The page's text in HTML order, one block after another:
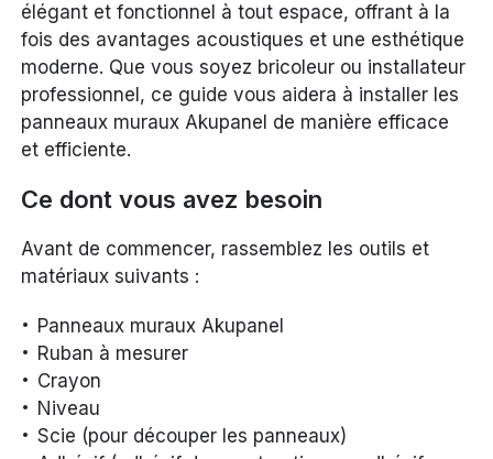
élégant et fonctionnel à tout espace, offrant à la
fois des avantages acoustiques et une esthétique
moderne. Que vous soyez bricoleur ou installateur
professionnel, ce guide vous aidera à installer les
panneaux muraux Akupanel de manière efficace
et efficiente.
Ce dont vous avez besoin
Avant de commencer, rassemblez les outils et
matériaux suivants :
Panneaux muraux Akupanel
Ruban à mesurer
Crayon
Niveau
Scie (pour découper les panneaux)